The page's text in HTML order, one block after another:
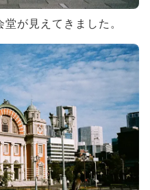
が見えてきました。